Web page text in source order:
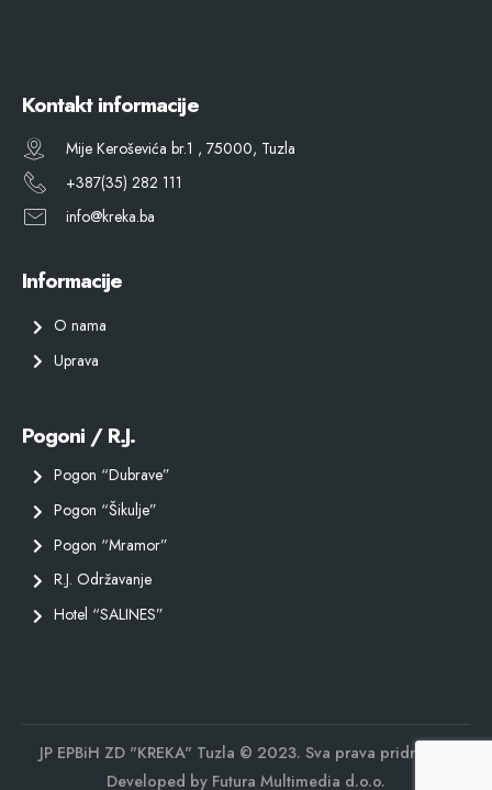
Kontakt informacije
Mije Keroševića br.1 , 75000, Tuzla
+387(35) 282 111
info@kreka.ba
Informacije
O nama
Uprava
Pogoni / R.J.
Pogon “Dubrave”
Pogon “Šikulje”
Pogon “Mramor”
R.J. Održavanje
Hotel “SALINES”
JP EPBiH ZD "KREKA" Tuzla © 2023. Sva prava pridržana.
Developed by Futura Multimedia d.o.o.